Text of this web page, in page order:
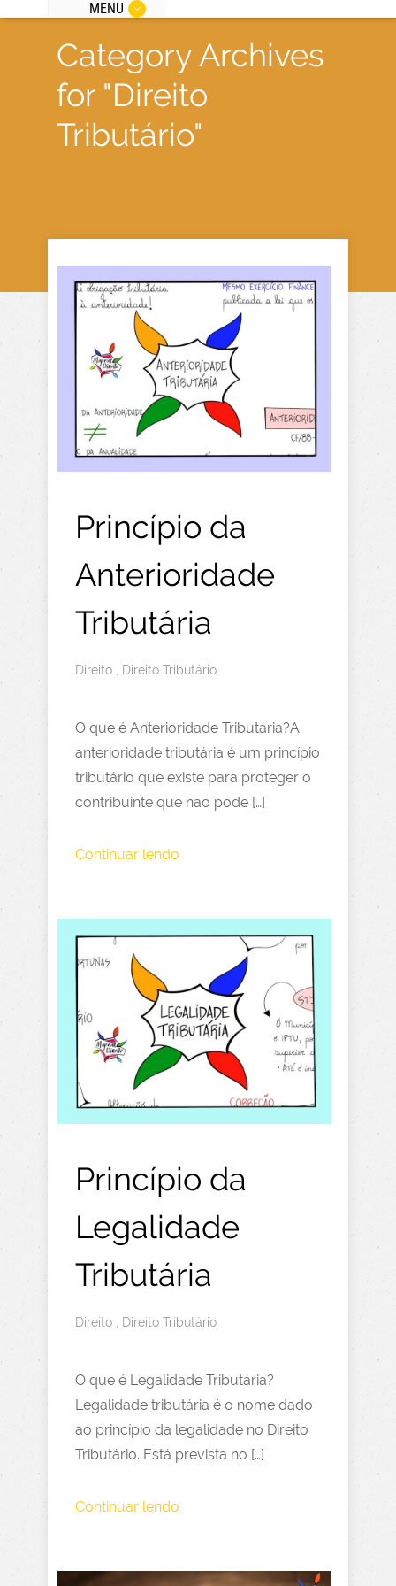
MENU
Category Archives
for "Direito
Tributário"
Princípio da
Anterioridade
Tributária
Direito Direito Tributário
O que é Anterioridade Tributária?A
anterioridade tributária é um princípio
tributário que existe para proteger o
contribuinte que não pode […]
Continuar lendo
Princípio da
Legalidade
Tributária
Direito , Direito Tributário
O que é Legalidade Tributária?
Legalidade tributária é o nome dado
ao princípio da legalidade no Direito
Tributário. Está prevista no […]
Continuar lendo